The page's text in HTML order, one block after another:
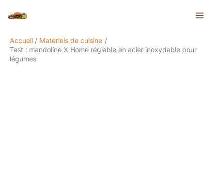
Accueil
Matériels de cuisine
Test : mandoline X Home réglable en acier inoxydable pour
légumes